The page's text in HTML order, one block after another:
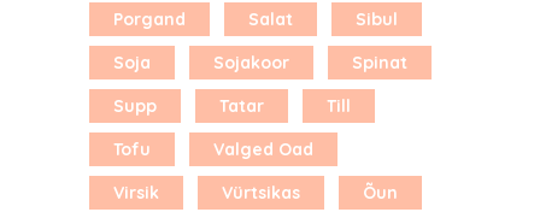
Porgand
Salat
Sibul
Soja
Sojakoor
Spinat
Supp
Tatar
Till
Tofu
Valged Oad
Virsik
Vürtsikas Õun